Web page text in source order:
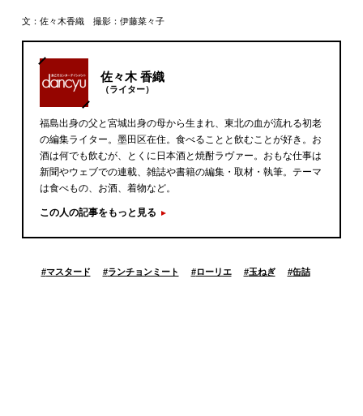
文：佐々木香織 撮影：伊藤菜々子
佐々木 香織
（ライター）
福島出身の父と宮城出身の母から生まれ、東北の血が流れる初老
の編集ライター。墨田区在住。食べることと飲むことが好き。お
酒は何でも飲むが、とくに日本酒と焼酎ラヴァー。おもな仕事は
新聞やウェブでの連載、雑誌や書籍の編集・取材・執筆。テーマ
は食べもの、お酒、着物など。
この人の記事をもっと見る
#マスタード #ランチョンミート #ローリエ #玉ねぎ #缶詰